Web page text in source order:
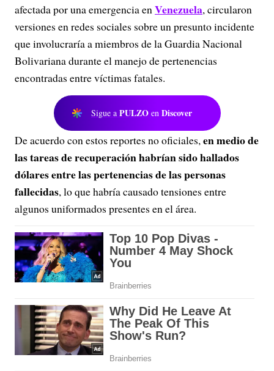
afectada por una emergencia enVenezuela, circularon
versiones en redes sociales sobre un presunto incidente
que involucraría a miembros de la Guardia Nacional
Bolivariana durante el manejo de pertenencias
encontradas entre víctimas fatales.
Sigue a PULZO en Discover
De acuerdo con estos reportes no oficiales,en medio de
las tareas de recuperación habrían sido hallados
dólares entre las pertenencias de las personas
fallecidas, lo que habría causado tensiones entre
algunos uniformados presentes en el área.